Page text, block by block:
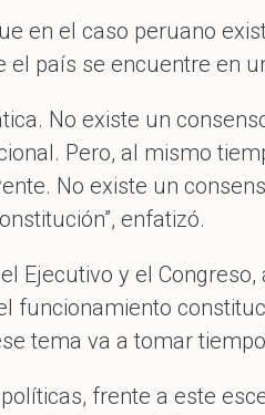
en el caso peruano
el país se encuentre en
No existe un
Pero, al mismo
No existe un
enfatizó.
Ejecutivo y el
funcionamiento
tema va a tomar
frente a este